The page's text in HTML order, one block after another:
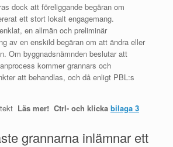
dock att föreliggande begäran om
ett stort lokalt engagemang.
en allmän och preliminär
av en enskild begäran om att ändra eller
Om byggnadsnämnden beslutar att
kommer grannars och
att behandlas, och då enligt PBL:s
Läs mer! Ctrl- och klicka bilaga 3
grannarna inlämnar ett